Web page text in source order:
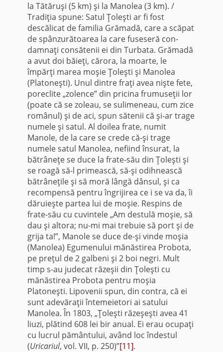
la Tătăruşi (5 km) şi la Manolea (3 km). /
Tradiţia spune: Satul Ţoleşti ar fi fost
descălicat de familia Grămadă, care a scăpat
de spânzurătoarea la care fuseseră con­
damnaţi consătenii ei din Turbata. Grămadă
a avut doi băieţi, cărora, la moarte, le
împărţi marea moşie Ţoleşti şi Manolea
(Platoneşti). Unul dintre fraţi avea nişte fete,
poreclite „zolence” din pricina frumuseţii lor
(poate că se zoleau, se sulimeneau, cum zice
românul) şi de aci, spun sătenii că şi-ar trage
numele şi satul. Al doilea frate, numit
Manole, de la care se crede că-şi trage
numele satul Manolea, nefiind însurat, la
bătrâ­neţe se duce la frate-său din Ţoleşti şi
se roagă să-l primească, să-şi odihnească
bătrâneţile şi să moră lângă dânsul, şi ca
recompensă pentru îngrijirea ce i se va da, îi
dăruieşte par­tea lui de moşie. Respins de
frate-său cu cu­vintele „Am destulă moşie, să
dau şi altora; nu-mi mai trebuie să port şi de
grija ta!”, Manole se duce de-şi vinde moşia
(Manolea) Egumenului mănăstirea Probota,
pe preţul de 2 galbeni şi 2 boi negri. Mult
timp s-au judecat răzeşii din Ţoleşti cu
mănăstirea Probota pentru moşia
Platoneşti. Lipovenii spun, din contra, că ei
sunt adevăraţii întemeietori ai satului
Manolea. În 1803, „Ţoleşti răzeşeşti avea 41
liuzi, plătind 608 lei bir anual. Ei erau ocupaţi
cu lucrul pământului, având loc îndestul
(Uricariul, vol. VII, p. 250)”[11].